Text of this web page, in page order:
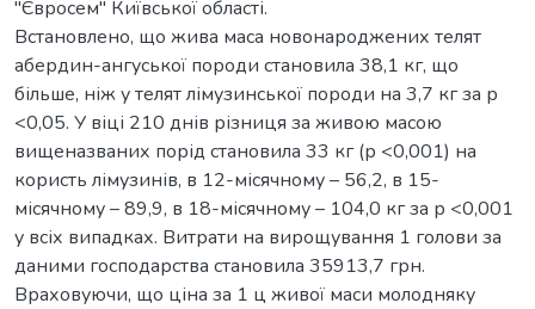
"Євросем" Київської області.
Встановлено, що жива маса новонароджених телят
абердин-ангуської породи становила 38,1 кг, що
більше, ніж у телят лімузинської породи на 3,7 кг за р
<0,05. У віці 210 днів різниця за живою масою
вищеназваних порід становила 33 кг (р <0,001) на
користь лімузинів, в 12-місячному – 56,2, в 15-
місячному – 89,9, в 18-місячному – 104,0 кг за р <0,001
у всіх випадках. Витрати на вирощування 1 голови за
даними господарства становила 35913,7 грн.
Враховуючи, що ціна за 1 ц живої маси молодняку